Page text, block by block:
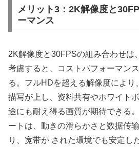
メリット3：2K解像度と
ーマンス
2K解像度と30FPSの組み合わせは
考慮すると、コストパフォーマン
る。フルHDを超える解像度により
描写が上し、资料共有やホワイト
途にも耐え得る画質が期待できる
ートは、動きの滑らかさと数据传
り、宽带が された環境でも安定し